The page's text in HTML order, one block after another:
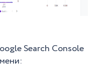
Search Console